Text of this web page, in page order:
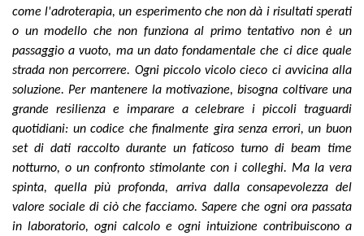
come l'adroterapia, un esperimento che non dà i risultati sperati
o un modello che non funziona al primo tentativo non è un
passaggio a vuoto, ma un dato fondamentale che ci dice quale
strada non percorrere. Ogni piccolo vicolo cieco ci avvicina alla
soluzione. Per mantenere la motivazione, bisogna coltivare una
grande resilienza e imparare a celebrare i piccoli traguardi
quotidiani: un codice che finalmente gira senza errori, un buon
set di dati raccolto durante un faticoso turno di beam time
notturno, o un confronto stimolante con i colleghi. Ma la vera
spinta, quella più profonda, arriva dalla consapevolezza del
valore sociale di ciò che facciamo. Sapere che ogni ora passata
in laboratorio, ogni calcolo e ogni intuizione contribuiscono a